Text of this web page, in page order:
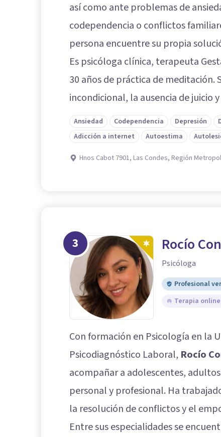
así como ante problemas de
codependencia o conflictos
persona encuentre su propia
Es psicóloga clínica, terapeuta
30 años de práctica de
incondicional, la ausencia de juicio
Ansiedad Codependencia Depresión
Adicción a internet
Autoestima
Hnos Cabot 7901, Las Condes, Región
3 Rocío
Psicóloga
Profesional
Terapia online
Con formación en Psicología en la
Psicodiagnóstico Laboral, Rocío
acompañar a adolescentes,
personal y profesional. Ha
la resolución de conflictos y el
Entre sus especialidades se